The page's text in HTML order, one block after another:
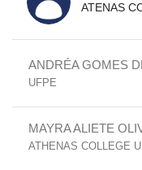
ATENAS
ANDRÉA GOMES
UFPE
MAYRA ALIETE
ATHENAS COLLEGE